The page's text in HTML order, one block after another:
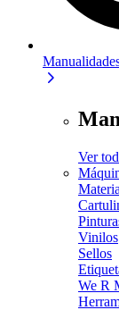
Ver
Vinilos
Sellos
We R